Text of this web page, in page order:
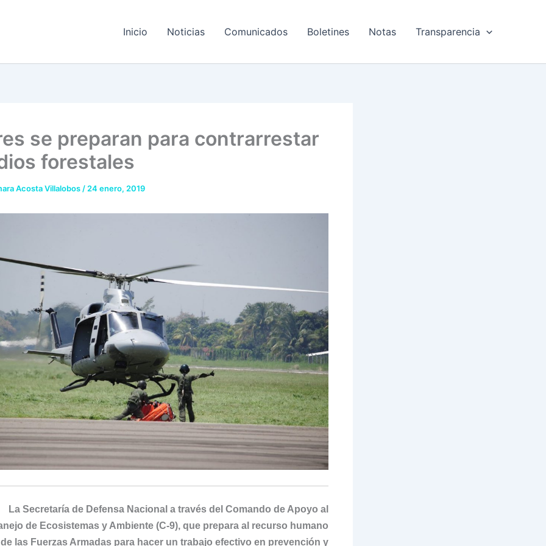
Inicio Noticias Comunicados Boletines Notas Transparencia
se preparan para contrarrestar
forestales
Acosta Villalobos / 24 enero, 2019
La Secretaría de Defensa Nacional a través del Comando de Apoyo al
de Ecosistemas y Ambiente (C-9), que prepara al recurso humano
de las Fuerzas Armadas para hacer un trabajo efectivo en prevención y